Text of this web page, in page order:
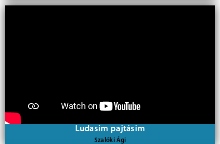
Ludasim pajtásim
Szalóki Ági